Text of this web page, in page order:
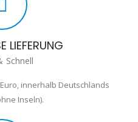
LIEFERUNG
Schnell
innerhalb Deutschlands
Inseln).